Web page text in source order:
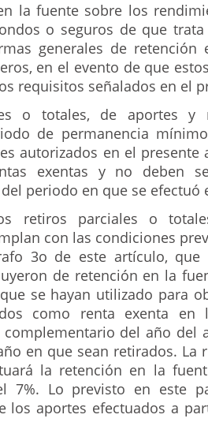
la fuente sobre los
o seguros de que trata
generales de retención
en el evento de que
requisitos señalados en el
o totales, de aportes y
de permanencia
autorizados en el presente
exentas y no deben
periodo en que se efectuó
retiros parciales o
con las condiciones
3o de este artículo, que
de retención en la
se hayan utilizado para
como renta exenta en
del año del
en que sean retirados. La
la retención en la
7%. Lo previsto en este
los aportes efectuados a